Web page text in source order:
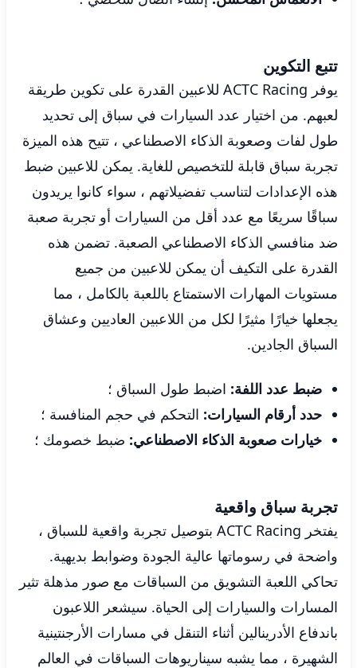
تتبع التكوين
يوفر ACTC Racing للاعبين القدرة على تكوين طريقة
لعبهم. من اختيار عدد السيارات في سباق إلى تحديد
طول لفات وصعوبة الذكاء الاصطناعي ، تتيح هذه الميزة
تجربة سباق قابلة للتخصيص للغاية. يمكن للاعبين ضبط
هذه الإعدادات لتناسب تفضيلاتهم ، سواء كانوا يريدون
سباقًا سريعًا مع عدد أقل من السيارات أو تجربة صعبة
ضد منافسي الذكاء الاصطناعي الصعبة. تضمن هذه
القدرة على التكيف أن يمكن للاعبين من جميع
مستويات المهارات الاستمتاع باللعبة بالكامل ، مما
يجعلها خيارًا مثيرًا لكل من اللاعبين العاديين وعشاق
السباق الجادين.
ضبط عدد اللفة: اضبط طول السباق ؛
حدد أرقام السيارات: التحكم في حجم المنافسة ؛
خيارات صعوبة الذكاء الاصطناعي: ضبط خصومك ؛
تجربة سباق واقعية
يفتخر ACTC Racing بتوصيل تجربة واقعية للسباق ،
واضحة في رسوماتها عالية الجودة وضوابط بديهية.
تحاكي اللعبة التشويق من السباقات مع صور مذهلة تثير
المسارات والسيارات إلى الحياة. سيشعر اللاعبون
باندفاع الأدرينالين أثناء التنقل في مسارات الأرجنتينية
الشهيرة ، مما يشبه سيناريوهات السباقات في العالم